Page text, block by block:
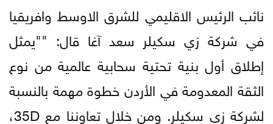
نائب الرئيس الاقليمي للشرق الاوسط وافريقيا
في شركة زي سكيلر سعد آغا قال: ""يمثل
إطلاق أول بنية تحتية سحابية عالمية من نوع
الثقة المعدومة في الأردن خطوة مهمة بالنسبة
لشركة زي سكيلر. ومن خلال تعاوننا مع 35D،